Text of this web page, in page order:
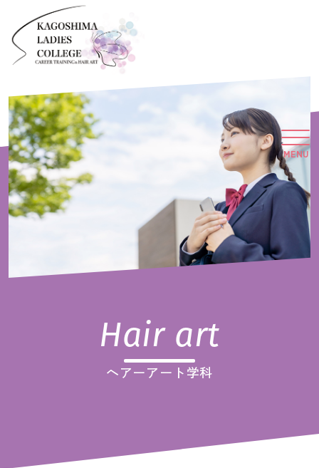
Hair art
ヘアーアート学科